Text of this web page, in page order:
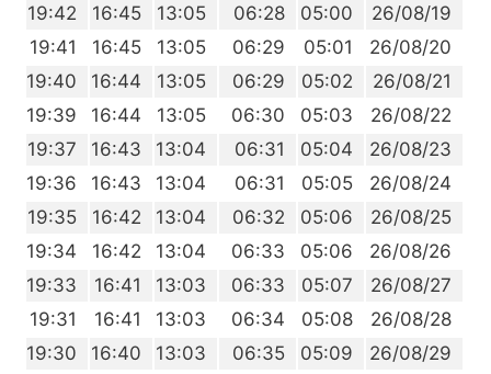
26/08/19
05:00
06:28
13:05
16:45
19:42
26/08/20
05:01
06:29
13:05
16:45
19:41
26/08/21
05:02
06:29
13:05
16:44
19:40
26/08/22
05:03
06:30
13:05
16:44
19:39
26/08/23
05:04
06:31
13:04
16:43
19:37
26/08/24
05:05
06:31
13:04
16:43
19:36
26/08/25
05:06
06:32
13:04
16:42
19:35
26/08/26
05:06
06:33
13:04
16:42
19:34
26/08/27
05:07
06:33
13:03
16:41
19:33
26/08/28
05:08
06:34
13:03
16:41
19:31
26/08/29
05:09
06:35
13:03
16:40
19:30